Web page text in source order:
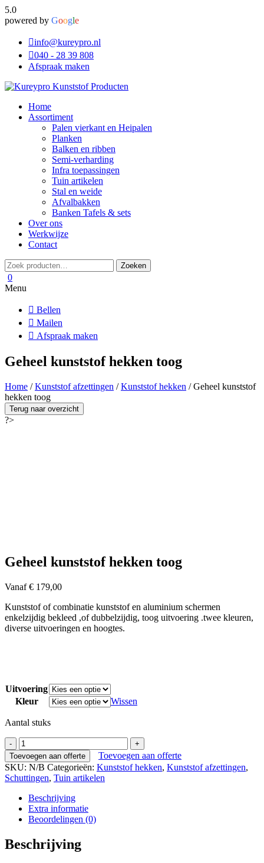
5.0
powered by Google
info@kureypro.nl
040 - 28 39 808
Afspraak maken
Home
Assortiment
Palen vierkant en Heipalen
Planken
Balken en ribben
Semi-verharding
Infra toepassingen
Tuin artikelen
Stal en weide
Afvalbakken
Banken Tafels & sets
Over ons
Werkwijze
Contact
Zoeken
naar:
Zoeken
0
Menu
Bellen
Mailen
Afspraak maken
Geheel kunststof hekken toog
Home /Kunststof afzettingen /Kunststof hekken / Geheel kunststof
hekken toog
Terug naar overzicht
?>
Geheel kunststof hekken toog
Vanaf € 179,00
Kunststof of combinatie kunststof en aluminium schermen
enkelzijdig bekleed ,of dubbelzijdig, toog uitvoering .twee kleuren,
diverse uitvoeringen en hoogtes.
Uitvoering
Kleur
Wissen
Aantal stuks
Geheel
kunststof
hekken
toog
aantal
Toevoegen aan offerte
Toevoegen aan offerte
SKU: N/B Categorieën: Kunststof hekken, Kunststof afzettingen,
Schuttingen, Tuin artikelen
Beschrijving
Extra informatie
Beoordelingen (0)
Beschrijving